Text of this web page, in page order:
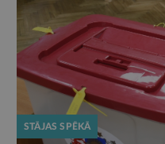
STĀJAS SPĒKĀ